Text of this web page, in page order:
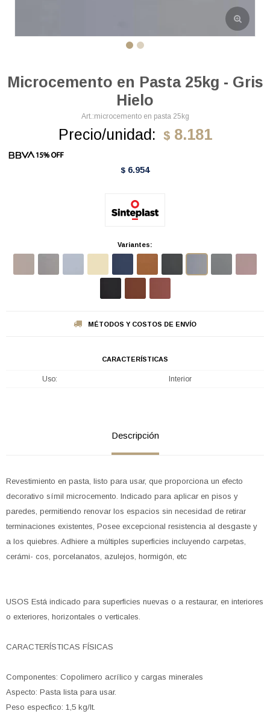
Microcemento en Pasta 25kg - Gris
Hielo
microcemento en pasta 25kg
Precio/unidad: $ 8.181
$ 6.954
Variantes:
MÉTODOS Y COSTOS DE ENVÍO
CARACTERÍSTICAS
Uso Interior
Descripción
Revestimiento en pasta, listo para usar, que proporciona un efecto
decorativo símil microcemento. Indicado para aplicar en pisos y
paredes, permitiendo renovar los espacios sin necesidad de retirar
terminaciones existentes, Posee excepcional resistencia al desgaste y
a los quiebres. Adhiere a múltiples superficies incluyendo carpetas,
cerámi- cos, porcelanatos, azulejos, hormigón, etc
USOS Está indicado para superficies nuevas o a restaurar, en interiores
o exteriores, horizontales o verticales.
CARACTERÍSTICAS FÍSICAS
Componentes: Copolimero acrílico y cargas minerales
Aspecto: Pasta lista para usar.
Peso especfico: 1,5 kg/It.